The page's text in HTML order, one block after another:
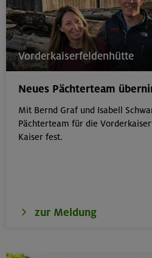
Vorderkaiserfeldenhütte
Neues Pächterteam
Mit Bernd Graf und Isabell
Pächterteam für die
Kaiser fest.
zur Meldung